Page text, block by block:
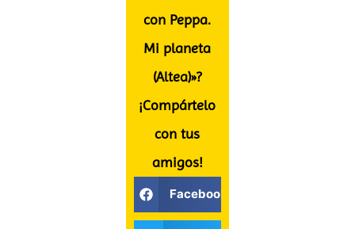
con Peppa.
Mi planeta
(Altea)»?
¡Compártelo
con tus
amigos!
Facebook